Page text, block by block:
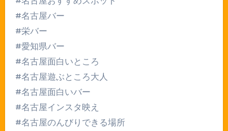
#名古屋バー
#栄バー
#愛知県バー
#名古屋面白いところ
#名古屋遊ぶところ大人
#名古屋面白いバー
#名古屋インスタ映え
#名古屋のんびりできる場所